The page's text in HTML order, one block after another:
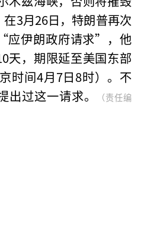
3月26日，特朗普再次
应伊朗政府请求”，他
，期限延至美国东部
时间4月7日8时）。不
过这一请求。
（责任编